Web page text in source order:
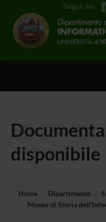
Segui su
disponibile
Home Dipartimento
Museo di Storia